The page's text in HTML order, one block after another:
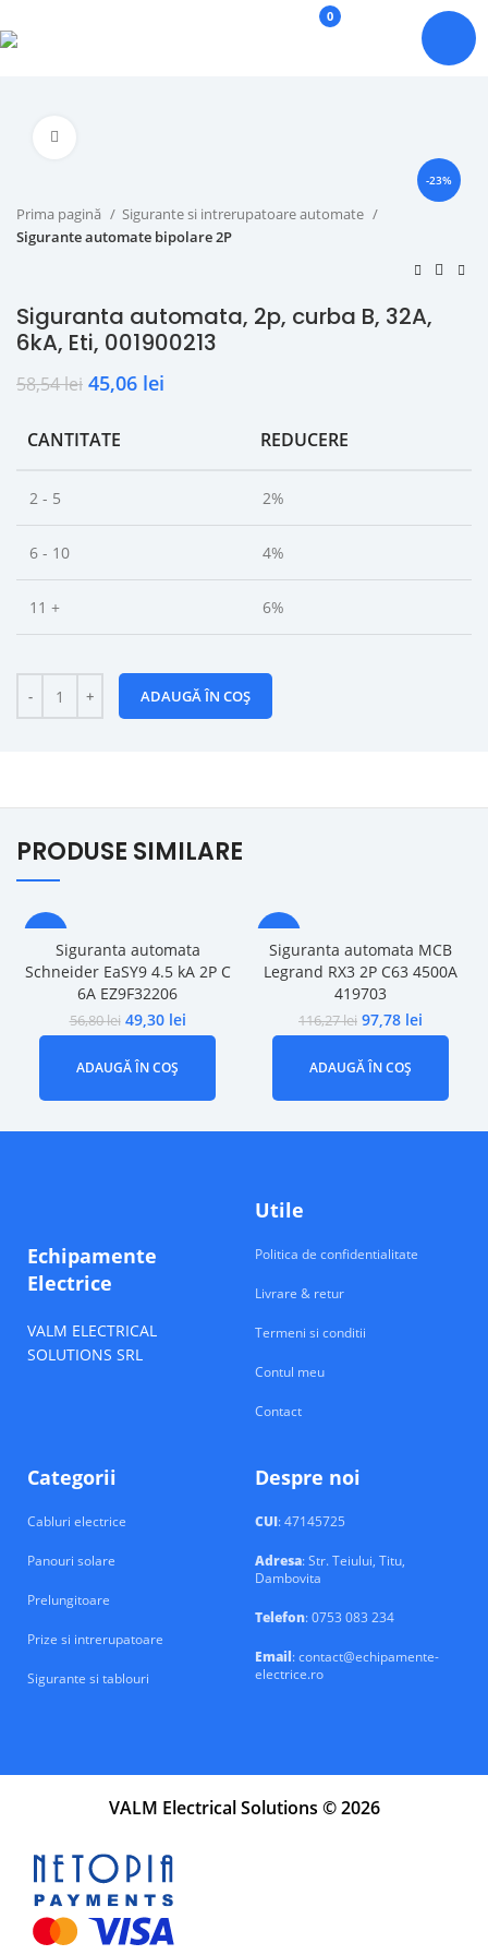
0
-23%
Prima pagină
Sigurante si intrerupatoare automate
Sigurante automate bipolare 2P
Siguranta automata, 2p, curba B, 32A,
6kA, Eti, 001900213
58,54lei 45,06 lei
CANTITATE REDUCERE
2 - 5 2%
6 - 10 4%
11 + 6%
ADAUGĂ ÎN COȘ
PRODUSE SIMILARE
Siguranta automata
Schneider EaSY9 4.5 kA 2P C
6A EZ9F32206
56,80lei 49,30 lei
ADAUGĂ ÎN COȘ
Siguranta automata MCB
Legrand RX3 2P C63 4500A
419703
116,27lei 97,78 lei
ADAUGĂ ÎN COȘ
Echipamente
Electrice
VALM ELECTRICAL
SOLUTIONS SRL
Utile
Politica de confidentialitate
Livrare & retur
Termeni si conditii
Contul meu
Contact
Categorii
Cabluri electrice
Panouri solare
Prelungitoare
Prize si intrerupatoare
Sigurante si tablouri
Despre noi
CUI: 47145725
Adresa: Str. Teiului, Titu,
Dambovita
Telefon: 0753 083 234
Email: contact@echipamente-
electrice.ro
VALM Electrical Solutions © 2026